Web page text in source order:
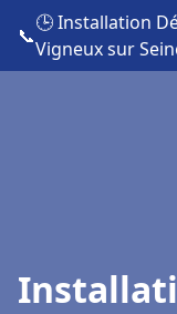
📞
🕒 Installation
Vigneux sur